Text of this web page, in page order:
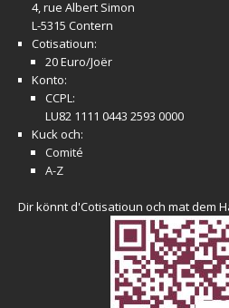
4, rue Albert Simon
L-5315 Contern
Cotisatioun:
20 Euro/Joër
Konto:
CCPL:
LU82 1111 0443 2593 0000
Kuck och:
Comité
A-Z
Dir könnt d'Cotisatioun och mat dem